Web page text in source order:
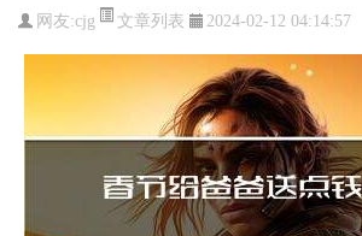
网友:cjg 文章列表 2024-02-12 04:14:57